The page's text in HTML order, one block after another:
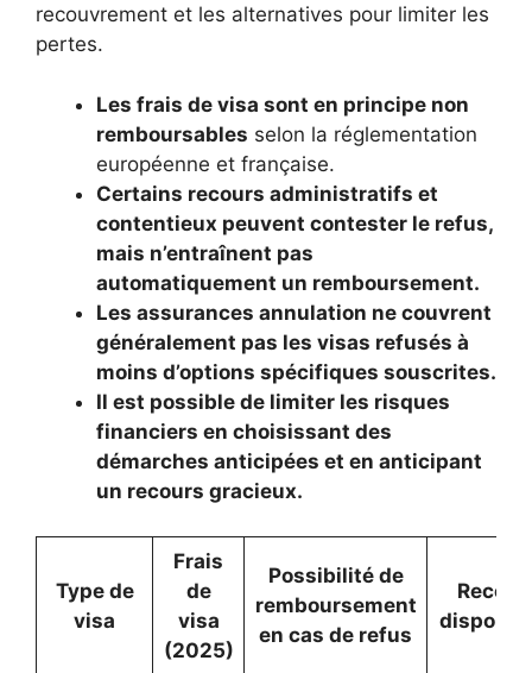
recouvrement et les alternatives pour limiter les
pertes.
Les frais de visa sont en principe non
remboursables selon la réglementation
européenne et française.
Certains recours administratifs et
contentieux peuvent contester le refus,
mais n’entraînent pas
automatiquement un remboursement.
Les assurances annulation ne couvrent
généralement pas les visas refusés à
moins d’options spécifiques souscrites.
Il est possible de limiter les risques
financiers en choisissant des
démarches anticipées et en anticipant
un recours gracieux.
Type de
visa
Frais
de
visa
(2025)
Possibilité de
remboursement
en cas de refus